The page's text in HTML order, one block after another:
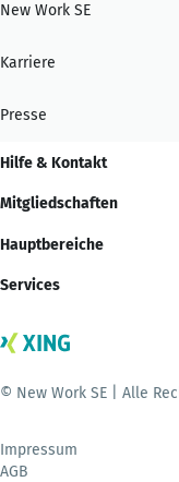
New Work SE
Karriere
Presse
Hilfe & Kontakt
Mitgliedschaften
Hauptbereiche
Services
© New Work SE | Alle
Impressum
AGB